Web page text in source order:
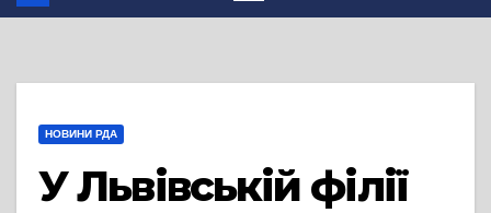
НОВИНИ РДА
У Львівській філії